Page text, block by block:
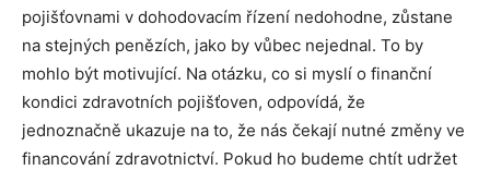
pojišťovnami v dohodovacím řízení nedohodne, zůstane
na stejných penězích, jako by vůbec nejednal. To by
mohlo být motivující. Na otázku, co si myslí o finanční
kondici zdravotních pojišťoven, odpovídá, že
jednoznačně ukazuje na to, že nás čekají nutné změny ve
financování zdravotnictví. Pokud ho budeme chtít udržet